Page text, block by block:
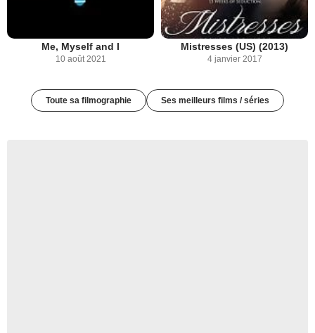
Me, Myself and I
10 août 2021
Mistresses (US) (2013)
4 janvier 2017
Toute sa filmographie Ses meilleurs films / séries